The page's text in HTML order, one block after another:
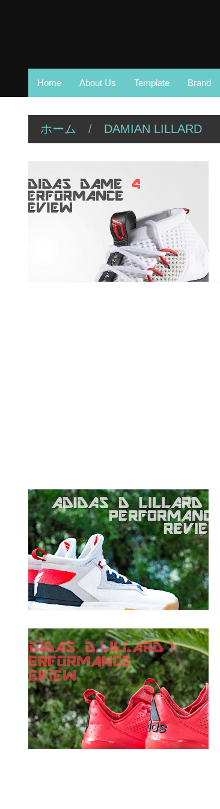
Home About Us Template Brand
ホーム / DAMIAN LILLARD